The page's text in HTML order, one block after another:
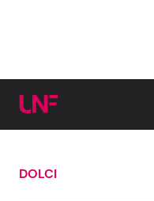
Cerca:
DOLCI